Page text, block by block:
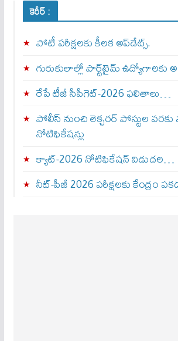
కెరీర్ :
పోటీ పరీక్షలకు కీలక అప్‌డేట్స్.
గురుకులాల్లో పార్ట్‌టైమ్ ఉద్యోగాలకు
రేపే టీజీ సీపీగెట్‌-2026 ఫలితాలు…
పోలీస్ నుంచి లెక్చరర్ పోస్టుల వరకు
నోటిఫికేషన్లు
క్యాట్-2026 నోటిఫికేషన్ విడుదల…
నీట్-పీజీ 2026 పరీక్షలకు కేంద్రం